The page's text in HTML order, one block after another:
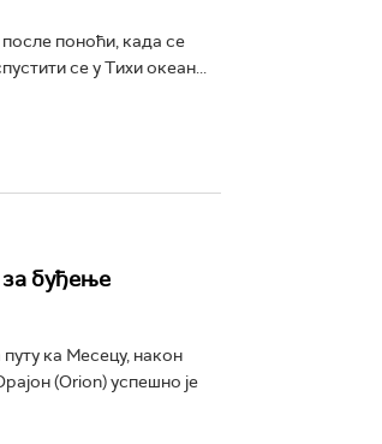
после поноћи, када се
се у Тихи океан...
за буђење
ка Месецу, након
(Orion) успешно је